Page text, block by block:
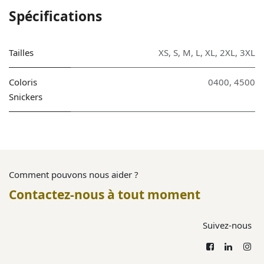
Spécifications
Tailles XS, S, M, L, XL, 2XL, 3XL
Coloris
Snickers
0400, 4500
Comment pouvons nous aider ?
Contactez-nous à tout moment
Suivez-nous